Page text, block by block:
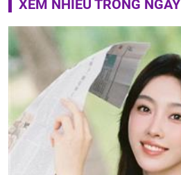
XEM NHIỀU TRONG NGÀY